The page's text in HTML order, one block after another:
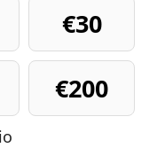
€30
€200